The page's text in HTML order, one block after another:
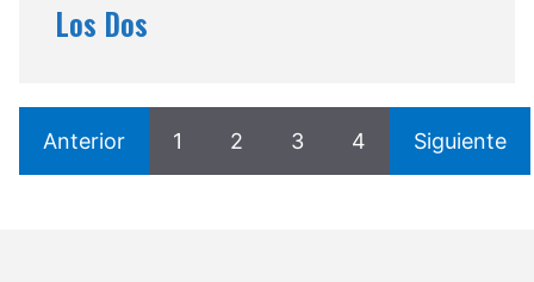
Los Dos
Anterior 1 2 3 4 Siguiente